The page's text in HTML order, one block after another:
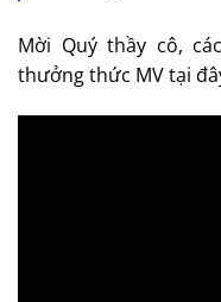
Mời Quý thầy cô,
thưởng thức MV tại